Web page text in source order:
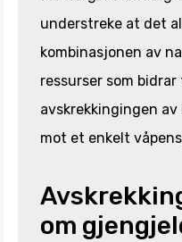
understreke at det
kombinasjonen av
ressurser som
avskrekkingingen av
mot et enkelt
om